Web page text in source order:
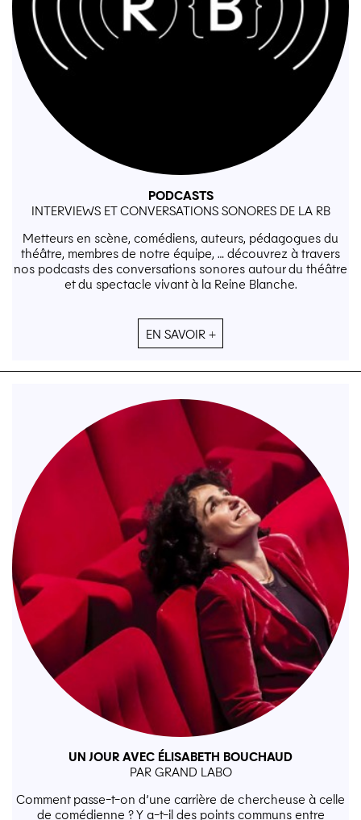
PODCASTS
INTERVIEWS ET CONVERSATIONS SONORES DE LA RB
Metteurs en scène, comédiens, auteurs, pédagogues du
théâtre, membres de notre équipe, … découvrez à travers
nos podcasts des conversations sonores autour du théâtre
et du spectacle vivant à la Reine Blanche.
EN SAVOIR +
UN JOUR AVEC ÉLISABETH BOUCHAUD
PAR GRAND LABO
Comment passe-t-on d’une carrière de chercheuse à celle
de comédienne ? Y a-t-il des points communs entre